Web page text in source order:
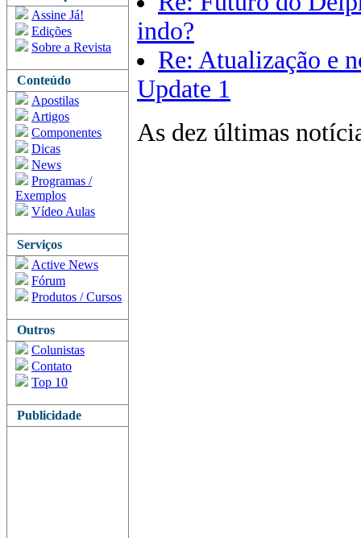
Assine Já!
Edições
Sobre a Revista
Conteúdo
Apostilas
Artigos
Componentes
Dicas
News
Programas /
Exemplos
Vídeo Aulas
Serviços
Active News
Fórum
Produtos / Cursos
Outros
Colunistas
Contato
Top 10
Publicidade
indo?
Re: Atualização e
Update 1
As dez últimas